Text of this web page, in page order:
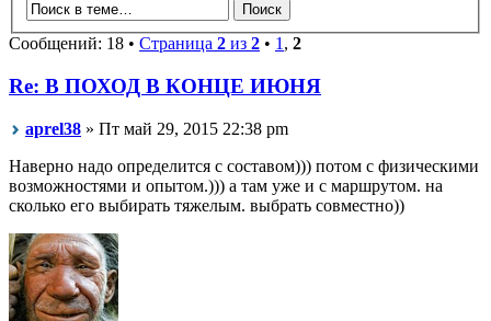
Сообщений: 18 • Страница 2 из 2 • 1 , 2
Re: В ПОХОД В КОНЦЕ ИЮНЯ
aprel38 » Пт май 29, 2015 22:38 pm
Наверно надо определится с составом))) потом с физическими
возможностями и опытом.))) а там уже и с маршрутом. на
сколько его выбирать тяжелым. выбрать совместно))